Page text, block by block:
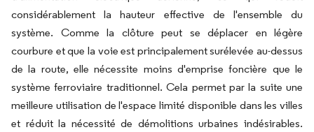
considérablement la hauteur effective de l'ensemble du
système. Comme la clôture peut se déplacer en légère
courbure et que la voie est principalement surélevée au-dessus
de la route, elle nécessite moins d'emprise foncière que le
système ferroviaire traditionnel. Cela permet par la suite une
meilleure utilisation de l'espace limité disponible dans les villes
et réduit la nécessité de démolitions urbaines indésirables.